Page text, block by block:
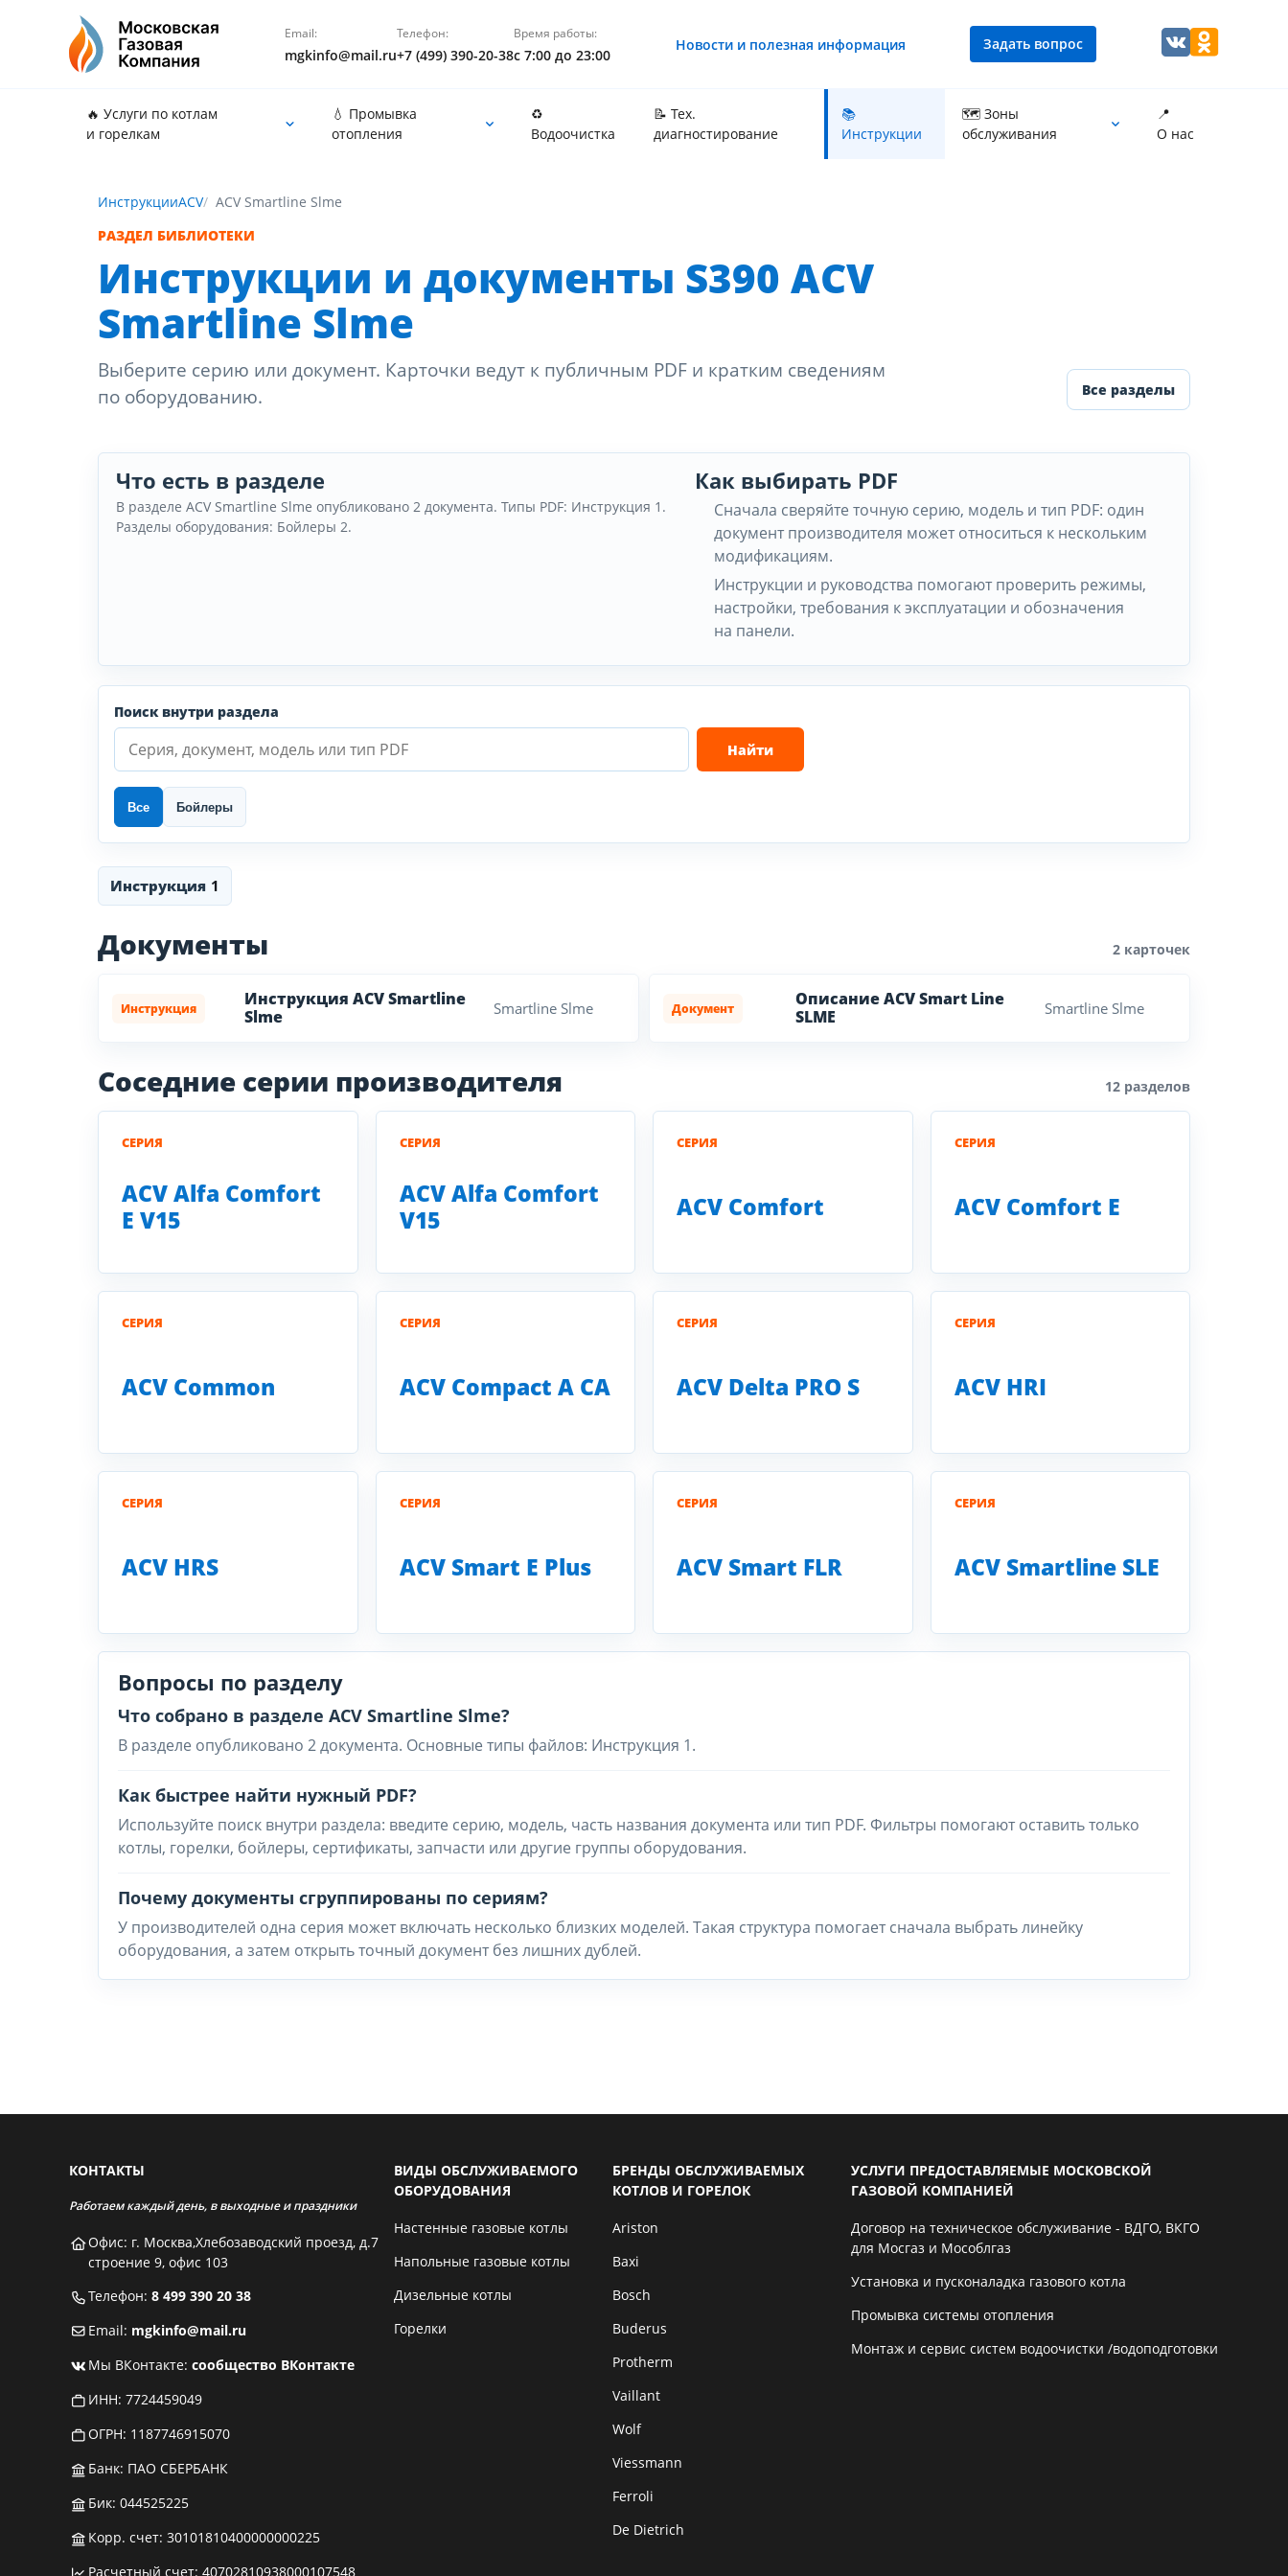
Email:
mgkinfo@mail.ru
Телефон:
+7 (499) 390-20-38
Время работы:
с 7:00 до 23:00
Новости и полезная информация Задать вопрос
🔥 Услуги по котлам
и горелкам
💧 Промывка
отопления
♻️
Водоочистка
📝 Тех.
диагностирование
📚
Инструкции
🗺 Зоны
обслуживания
📍
О нас
ИнструкцииACV
ACV Smartline Slme
РАЗДЕЛ БИБЛИОТЕКИ
Инструкции и документы S390 ACV
Smartline Slme
Выберите серию или документ. Карточки ведут к публичным PDF и кратким сведениям
по оборудованию.
Все разделы
Что есть в разделе
В разделе ACV Smartline Slme опубликовано 2 документа. Типы PDF: Инструкция 1.
Разделы оборудования: Бойлеры 2.
Как выбирать PDF
Сначала сверяйте точную серию, модель и тип PDF: один
документ производителя может относиться к нескольким
модификациям.
Инструкции и руководства помогают проверить режимы,
настройки, требования к эксплуатации и обозначения
на панели.
Поиск внутри раздела
Найти
Все Бойлеры
Инструкция 1
Документы 2 карточек
Инструкция
Инструкция ACV Smartline
Slme
Smartline Slme Документ
Описание ACV Smart Line
SLME
Smartline Slme
Соседние серии производителя 12 разделов
СЕРИЯ
ACV Alfa Comfort
E V15
СЕРИЯ
ACV Alfa Comfort
V15
СЕРИЯ
ACV Comfort
СЕРИЯ
ACV Comfort E
СЕРИЯ
ACV Common
СЕРИЯ
ACV Compact A CA
СЕРИЯ
ACV Delta PRO S
СЕРИЯ
ACV HRI
СЕРИЯ
ACV HRS
СЕРИЯ
ACV Smart E Plus
СЕРИЯ
ACV Smart FLR
СЕРИЯ
ACV Smartline SLE
Вопросы по разделу
Что собрано в разделе ACV Smartline Slme?
В разделе опубликовано 2 документа. Основные типы файлов: Инструкция 1.
Как быстрее найти нужный PDF?
Используйте поиск внутри раздела: введите серию, модель, часть названия документа или тип PDF. Фильтры помогают оставить только
котлы, горелки, бойлеры, сертификаты, запчасти или другие группы оборудования.
Почему документы сгруппированы по сериям?
У производителей одна серия может включать несколько близких моделей. Такая структура помогает сначала выбрать линейку
оборудования, а затем открыть точный документ без лишних дублей.
КОНТАКТЫ
Работаем каждый день, в выходные и праздники
Офис: г. Москва,Хлебозаводский проезд, д.7
строение 9, офис 103
Телефон: 8 499 390 20 38
Email: mgkinfo@mail.ru
Мы ВКонтакте: сообщество ВКонтакте
ИНН: 7724459049
ОГРН: 1187746915070
Банк: ПАО СБЕРБАНК
Бик: 044525225
Корр. счет: 30101810400000000225
Расчетный счет: 40702810938000107548
ВИДЫ ОБСЛУЖИВАЕМОГО
ОБОРУДОВАНИЯ
Настенные газовые котлы
Напольные газовые котлы
Дизельные котлы
Горелки
БРЕНДЫ ОБСЛУЖИВАЕМЫХ
КОТЛОВ И ГОРЕЛОК
Ariston
Baxi
Bosch
Buderus
Protherm
Vaillant
Wolf
Viessmann
Ferroli
De Dietrich
УСЛУГИ ПРЕДОСТАВЛЯЕМЫЕ МОСКОВСКОЙ
ГАЗОВОЙ КОМПАНИЕЙ
Договор на техническое обслуживание - ВДГО, ВКГО
для Мосгаз и Мособлгаз
Установка и пусконаладка газового котла
Промывка системы отопления
Монтаж и сервис систем водоочистки /водоподготовки